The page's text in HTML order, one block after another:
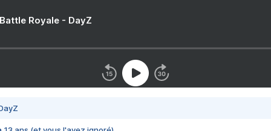
Royale - DayZ